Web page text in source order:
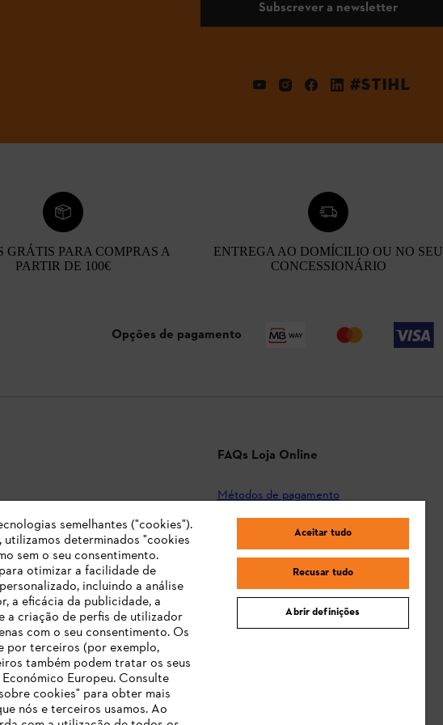
Subscrever a newsletter
#STIHL
GRÁTIS PARA COMPRAS A
PARTIR DE 100€
ENTREGA AO DOMÍCILIO OU NO SEU
CONCESSIONÁRIO
Opções de pagamento
STIHL
para fornecedores
de acessibilidade
FAQs Loja Online
Métodos de pagamento
Envio e entrega
Devolução
STIHL Orange Deals
semelhantes ("cookies").
determinados "cookies
sem o seu consentimento.
otimizar a facilidade de
incluindo a análise
a eficácia da publicidade, a
a criação de perfis de utilizador
com o seu consentimento. Os
por terceiros (por exemplo,
também podem tratar os seus
Europeu. Consulte
cookies" para obter mais
nós e terceiros usamos. Ao
Aceitar tudo
Recusar tudo
Abrir definições